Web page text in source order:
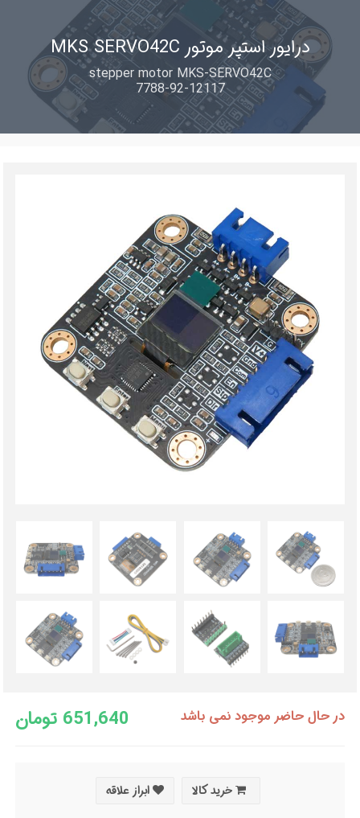
درایور استپر موتور MKS SERVO42C
stepper motor MKS-SERVO42C
7788-92-12117
651,640 تومان در حال حاضر موجود نمی باشد
خرید کالا ابراز علاقه